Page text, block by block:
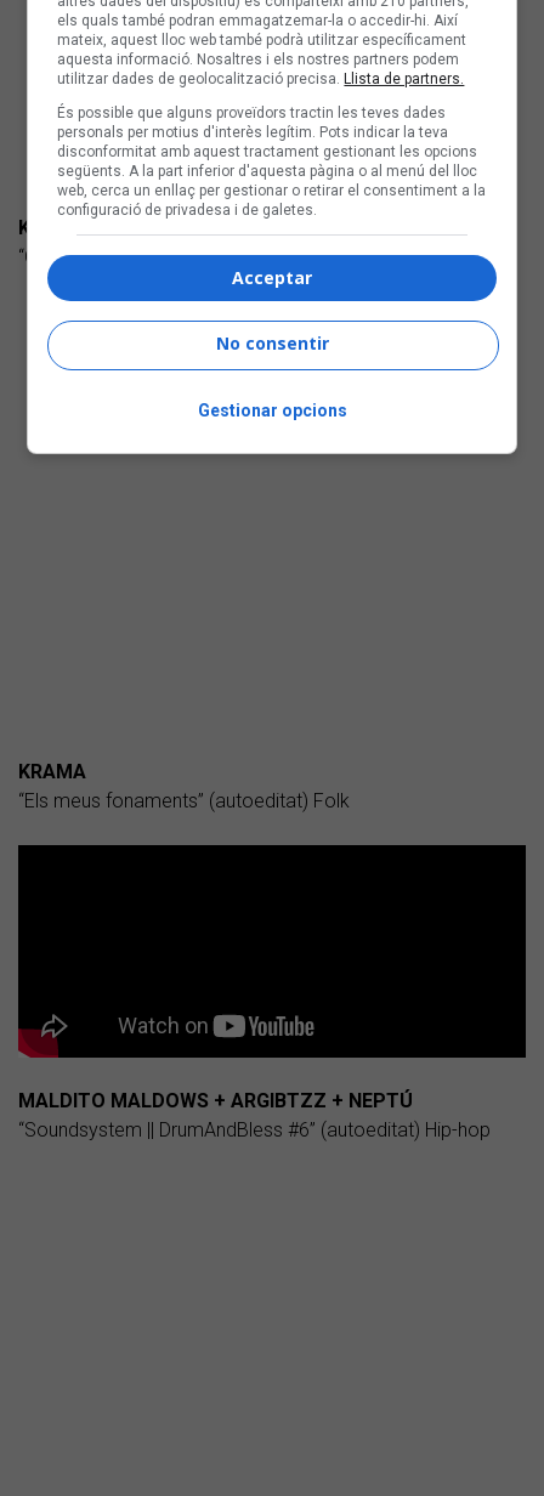
KALAIA
“Què faig amb tu?” (Cabal Musical) Pop d'autor
KRAMA
“Els meus fonaments” (autoeditat) Folk
MALDITO MALDOWS + ARGIBTZZ + NEPTÚ
“Soundsystem || DrumAndBless #6” (autoeditat) Hip-hop
els quals també podran emmagatzemar-la o accedir-hi. Així
mateix, aquest lloc web també podrà utilitzar específicament
aquesta informació. Nosaltres i els nostres partners podem
utilitzar dades de geolocalització precisa. Llista de partners.
És possible que alguns proveïdors tractin les teves dades
personals per motius d'interès legítim. Pots indicar la teva
disconformitat amb aquest tractament gestionant les opcions
següents. A la part inferior d'aquesta pàgina o al menú del lloc
web, cerca un enllaç per gestionar o retirar el consentiment a la
configuració de privadesa i de galetes.
Acceptar
No consentir
Gestionar opcions